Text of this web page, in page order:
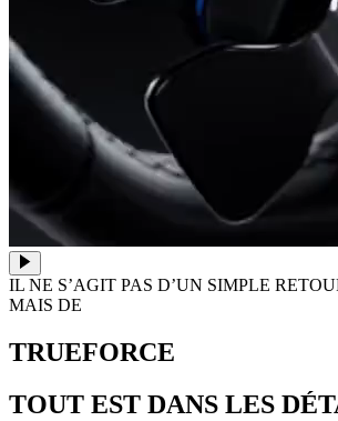
IL NE S’AGIT PAS D’UN SIMPLE
MAIS DE
TRUEFORCE
TOUT EST DANS LES